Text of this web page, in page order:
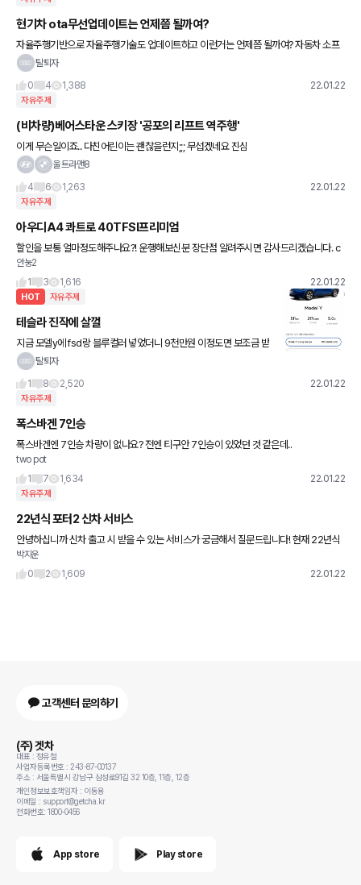
현기차 ota무선업데이트는 언제쯤 될까여?
자율주행기반으로 자율주행기술도 업데이트하고 이런거는 언제쯤 될까여? 자동차 소프
트웨어로 바뀌는 시대가 온것 같습니다
탈퇴자
0
4 1,388 22.01.22
자유주제
(비차량)베어스타운 스키장 '공포의 리프트 역주행'
이게 무슨일이죠.. 다친어린이는 괜찮을런지;;; 무섭겠네요 진심
울트라맨8
4
6 1,263 22.01.22
자유주제
아우디A4 콰트로 40TFSI프리미엄
할인을 보통 얼마정도해주나요?! 운행해보신분 장단점 알려주시면 감사드리겠습니다. c
f) 서라운드뷰가없던데 사설로 맞기면 괜찮나요,!
안눙2
1
3 1,616 22.01.22
HOT 자유주제
테슬라 진작에 살껄
지금 모델y에 fsd랑 블루컬러 넣었더니 9천만원 이정도면 보조금 받
기도 힘들겠죠.. 가격 싸질꺼라 생각했던 1인
탈퇴자
1
8 2,520 22.01.22
자유주제
폭스바겐 7인승
폭스바겐엔 7인승 차량이 없나요? 전엔 티구안 7인승이 있었던 것 같은데..
two pot
1
7 1,634 22.01.22
자유주제
22년식 포터2 신차 서비스
안녕하십니까 신차 출고 시 받을 수 있는 서비스가 궁금해서 질문드립니다! 현재 22년식
포터2 계약을 했는데 영업사원분께서 챙겨줄 수 있는 서비스가 블랙박스랑 썬팅 해줄 수
있다는데 제가 요구할 수
박지운
0
2 1,609 22.01.22
고객센터 문의하기
(주) 겟차
대표 : 정유철
사업자등록번호 : 243-87-00137
주소 : 서울특별시 강남구 삼성로91길 32 10층, 11층, 12층
개인정보보호책임자 : 이동용
이메일 : support@getcha.kr
전화번호: 1800-0456
App store Play store